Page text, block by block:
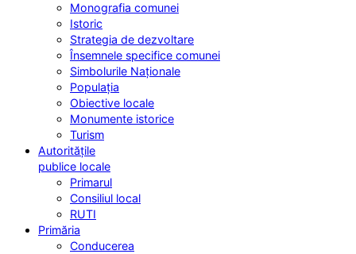
Monografia comunei
Istoric
Strategia de dezvoltare
Însemnele specifice comunei
Simbolurile Naționale
Populația
Obiective locale
Monumente istorice
Turism
Autoritățile
publice locale
Primarul
Consiliul local
RUTI
Primăria
Conducerea